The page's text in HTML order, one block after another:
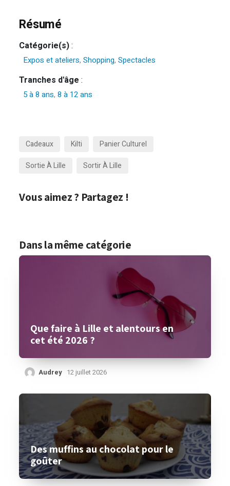
Résumé
Catégorie(s):
Expos et ateliers,Shopping,Spectacles
Tranches d'âge :
5 à 8 ans,8 à 12 ans
Cadeaux Kilti
Panier Culturel
Sortie À Lille
Sortir À Lille
Vous aimez ? Partagez !
Dans la même catégorie
Que faire à Lille et alentours en
cet été 2026 ?
Audrey 12 juillet 2026
Des muffins au chocolat pour le
goûter